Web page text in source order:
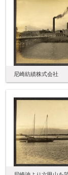
尼崎紡績株式会社